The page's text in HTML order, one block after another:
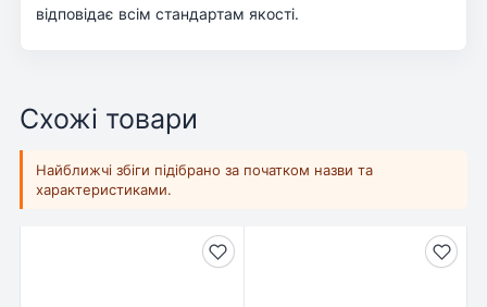
відповідає всім стандартам якості.
Схожі товари
Найближчі збіги підібрано за початком назви та
характеристиками.